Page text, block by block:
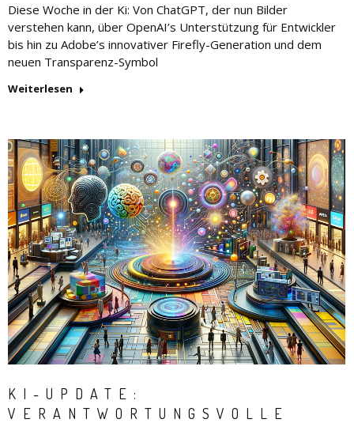
Diese Woche in der Ki: Von ChatGPT, der nun Bilder
verstehen kann, über OpenAI’s Unterstützung für Entwickler
bis hin zu Adobe’s innovativer Firefly-Generation und dem
neuen Transparenz-Symbol
Weiterlesen
KI-UPDATE:
VERANTWORTUNGSVOLLE